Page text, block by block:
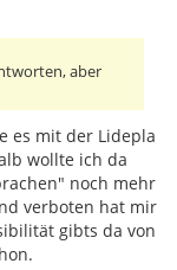
aber
es mit der Lidepla
wollte ich da
noch mehr
verboten hat mir
gibts da von